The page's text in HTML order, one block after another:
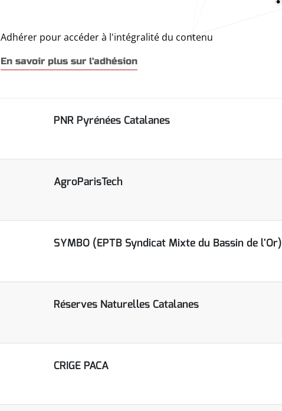
Adhérer pour accéder à l'intégralité du contenu
En savoir plus sur l'adhésion
PNR Pyrénées Catalanes
AgroParisTech
SYMBO (EPTB Syndicat Mixte du Bassin de l'Or)
Réserves Naturelles Catalanes
CRIGE PACA